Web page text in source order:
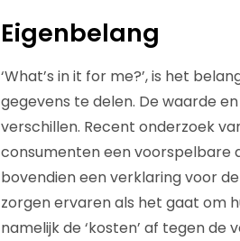
Eigenbelang
‘What’s in it for me?’, is het
gegevens te delen. De waarde
verschillen. Recent onderzoek
consumenten een voorspelbare
bovendien een verklaring voor
zorgen ervaren als het gaat om
namelijk de ‘kosten’ af tegen de